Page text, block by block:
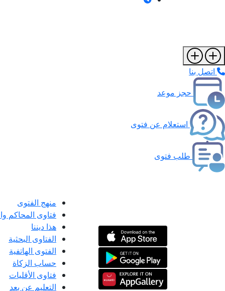
اتصل بنا
حجز موعد
استعلام عن فتوى
طلب فتوى
منهج الفتوى
فتاوى المحاكم
هذا ديننا
الفتاوى البحثية
الفتوى الهاتفية
حساب الزكاة
فتاوى الأقليات
التعليم عن بعد